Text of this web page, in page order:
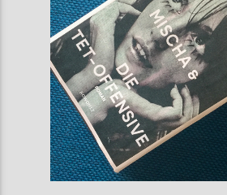
ZU HÖREN INMünster90,9 MHz